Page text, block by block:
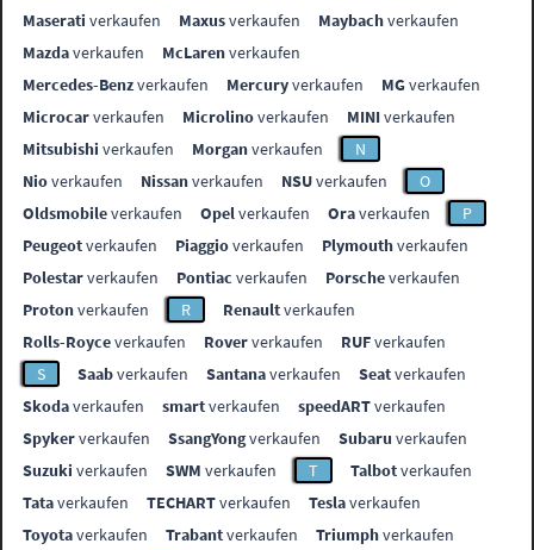
Maserati verkaufen Maxusverkaufen Maybachverkaufen
Mazdaverkaufen McLarenverkaufen
Mercedes-Benzverkaufen Mercuryverkaufen MGverkaufen
Microcarverkaufen Microlinoverkaufen MINIverkaufen
Mitsubishi verkaufen Morganverkaufen
N
Nioverkaufen Nissanverkaufen NSUverkaufen
O
Oldsmobileverkaufen Opelverkaufen Oraverkaufen
P
Peugeotverkaufen Piaggioverkaufen Plymouthverkaufen
Polestarverkaufen Pontiac verkaufen Porscheverkaufen
Protonverkaufen R Renaultverkaufen
Rolls-Royceverkaufen Roververkaufen RUFverkaufen
S
Saabverkaufen Santanaverkaufen Seatverkaufen
Skodaverkaufen smartverkaufen speedARTverkaufen
Spykerverkaufen SsangYongverkaufen Subaru verkaufen
Suzuki verkaufen SWM verkaufen T Talbotverkaufen
Tataverkaufen TECHARTverkaufen Teslaverkaufen
Toyotaverkaufen Trabantverkaufen Triumphverkaufen